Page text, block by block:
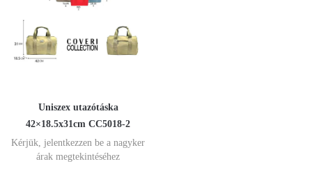
Uniszex utazótáska
42×18.5x31cm CC5018-2
Kérjük, jelentkezzen be a nagyker
árak megtekintéséhez